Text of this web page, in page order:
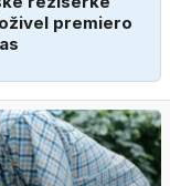
premiero